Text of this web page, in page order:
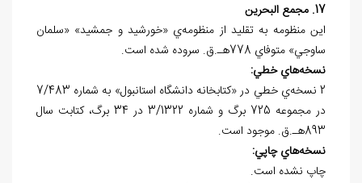
17. مجمع البحرين
اين منظومه به تقليد از منظومه‌ي «خورشيد و جمشيد» «سلمان
ساوجي» متوفاي 778هـ.ق. سروده شده است.
نسخههاي خطي:
2 نسخه‌ي خطي در «کتابخانه دانشگاه استانبول» به شماره 7/483
در مجموعه‌ 725 برگ و شماره 3/1322 در 34 برگ، کتابت سال
893هـ.ق. موجود است.
نسخههاي چاپي:
چاپ نشده است.